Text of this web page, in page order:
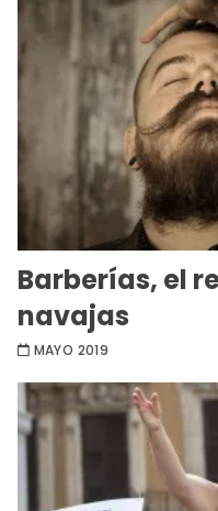
Barberías, el
navajas
MAYO 2019